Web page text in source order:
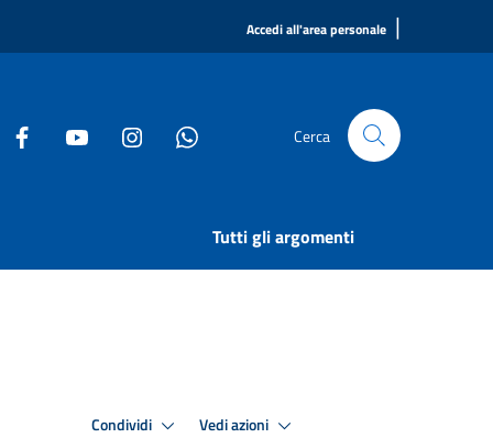
Accedi all'area personale |
Cerca
Tutti gli argomenti
Condividi Vedi azioni